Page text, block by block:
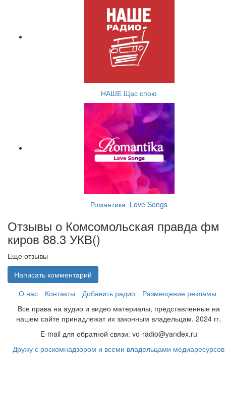
НАШЕ Щас спою
Романтика. Love Songs
Отзывы о Комсомольская правда фм
киров 88.3 УКВ()
Еще отзывы
Написать комментарий
О нас
Контакты Добавить радио
Размещение рекламы
Все права на аудио и видео материалы, представленные на
нашем сайте принадлежат их законным владельцам. 2024 гг.
E-mail для обратной связи: vo-radio@yandex.ru
Дружу с роскомнадзором и всеми владельцами медиаресурсов